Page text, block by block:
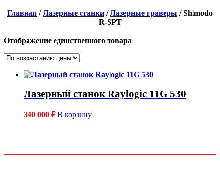
Главная /Лазерные станки /Лазерные граверы / Shimodo
R-SPT
Отображение единственного товара
Лазерный станок Raylogic 11G 530
340 000 ₽ В корзину